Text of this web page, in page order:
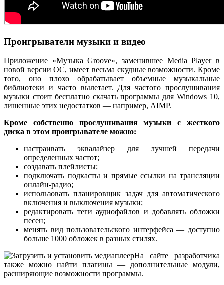
Проигрыватели музыки и видео
Приложение «Музыка Groove», заменившее Media Player в
новой версии ОС, имеет весьма скудные возможности. Кроме
того, оно плохо обрабатывает объемные музыкальные
библиотеки и часто вылетает. Для частого прослушивания
музыки стоит бесплатно скачать программы для Windows 10,
лишенные этих недостатков — например, AIMP.
Кроме собственно прослушивания музыки с жесткого
диска в этом проигрывателе можно:
настраивать эквалайзер для лучшей передачи
определенных частот;
создавать плейлисты;
подключать подкасты и прямые ссылки на трансляции
онлайн-радио;
использовать планировщик задач для автоматического
включения и выключения музыки;
редактировать теги аудиофайлов и добавлять обложки
песен;
менять вид пользовательского интерфейса — доступно
больше 1000 обложек в разных стилях.
На сайте разработчика
также можно найти плагины — дополнительные модули,
расширяющие возможности программы.